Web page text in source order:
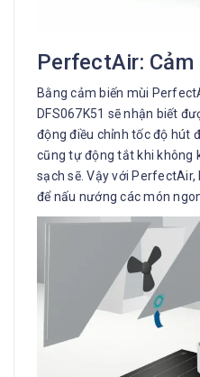
PerfectAir:
Bằng cảm biến mùi
DFS067K51 sẽ nhận biết
động điều chỉnh tốc độ hút
cũng tự động tắt khi không
sạch sẽ. Vậy với
để nấu nướng các món